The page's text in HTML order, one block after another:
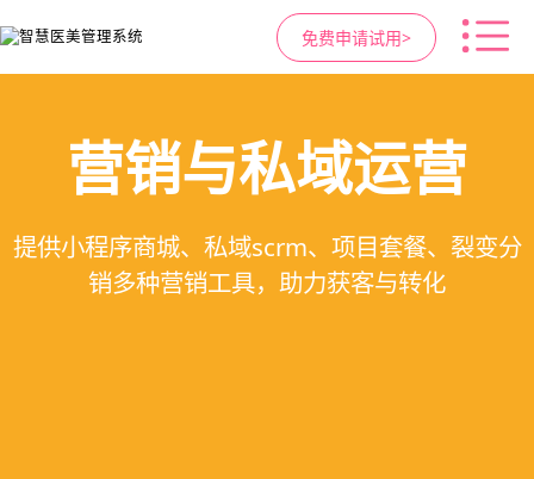
免费申请试用>
医疗资源调度管理
支持电子病历、医生排班、手术室管理、智能预
约分配，科学安排医疗资源
高净值客户价值挖掘
支持客户分级管理、消费轨迹追踪、个性化方案
定制、实现客户长期价值挖掘
营销与私域运营
提供小程序商城、私域scrm、项目套餐、裂变分
销多种营销工具，助力获客与转化
智慧医美管理系统
一站式解决医美机构预约、咨询、手术安排、会
员管理、财务核算全流程管理